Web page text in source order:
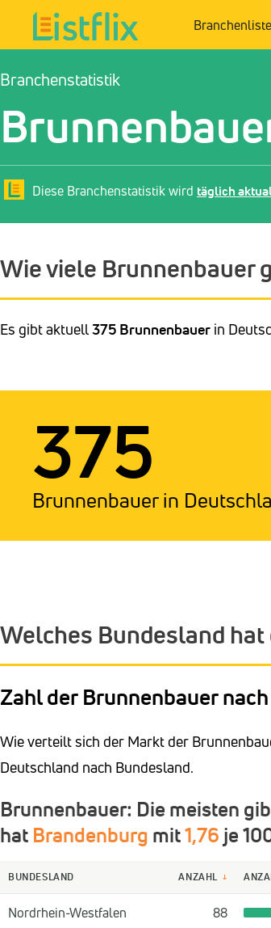
Branchenstatistik
Diese Branchenstatistik wird täglich
Wie viele Brunnenbauer
Es gibt aktuell375 Brunnenbauer in
375
Brunnenbauer in
Welches Bundesland
Zahl der Brunnenbauer
Wie verteilt sich der Markt der
Deutschland nach Bundesland.
Brunnenbauer: Die meisten
hat Brandenburg mit1,76 je
BUNDESLAND ANZAHL ↓
Nordrhein-Westfalen 88